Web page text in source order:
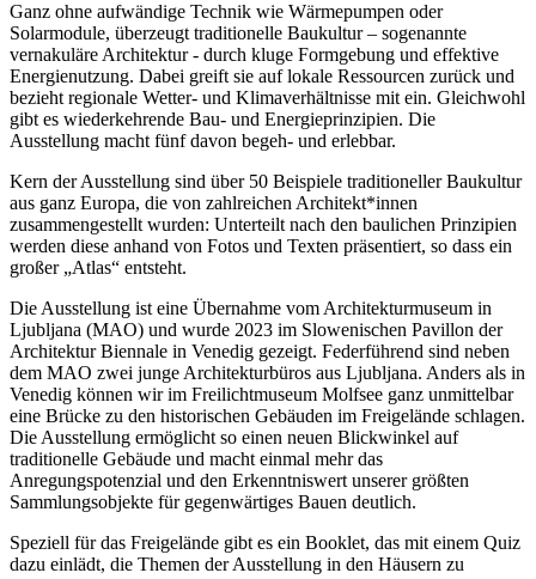
Ganz ohne aufwändige Technik wie Wärmepumpen oder
Solarmodule, überzeugt traditionelle Baukultur – sogenannte
vernakuläre Architektur - durch kluge Formgebung und effektive
Energienutzung. Dabei greift sie auf lokale Ressourcen zurück und
bezieht regionale Wetter- und Klimaverhältnisse mit ein. Gleichwohl
gibt es wiederkehrende Bau- und Energieprinzipien. Die
Ausstellung macht fünf davon begeh- und erlebbar.
Kern der Ausstellung sind über 50 Beispiele traditioneller Baukultur
aus ganz Europa, die von zahlreichen Architekt*innen
zusammengestellt wurden: Unterteilt nach den baulichen Prinzipien
werden diese anhand von Fotos und Texten präsentiert, so dass ein
großer „Atlas“ entsteht.
Die Ausstellung ist eine Übernahme vom Architekturmuseum in
Ljubljana (MAO) und wurde 2023 im Slowenischen Pavillon der
Architektur Biennale in Venedig gezeigt. Federführend sind neben
dem MAO zwei junge Architekturbüros aus Ljubljana. Anders als in
Venedig können wir im Freilichtmuseum Molfsee ganz unmittelbar
eine Brücke zu den historischen Gebäuden im Freigelände schlagen.
Die Ausstellung ermöglicht so einen neuen Blickwinkel auf
traditionelle Gebäude und macht einmal mehr das
Anregungspotenzial und den Erkenntniswert unserer größten
Sammlungsobjekte für gegenwärtiges Bauen deutlich.
Speziell für das Freigelände gibt es ein Booklet, das mit einem Quiz
dazu einlädt, die Themen der Ausstellung in den Häusern zu